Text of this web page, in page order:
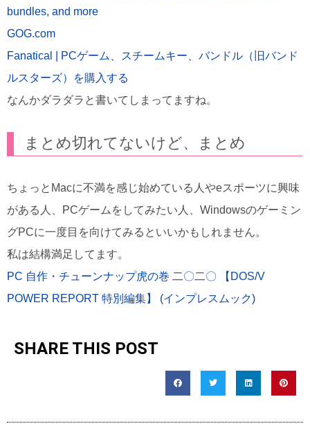
bundles, and more
GOG.com
Fanatical | PCゲーム、スチームキー、バンドル（旧バンド
ルスターズ）を購入する
なんかダラダラと書いてしまってますね。
まとめ切れてないけど、まとめ
ちょっとMacに不満を感じ始めている人やeスポーツに興味
がある人、PCゲームをしてみたい人、Windowsのゲーミン
グPCに一度目を向けてみるといいかもしれません。
私は結構満足してます。
PC 自作・チューンナップ虎の巻 二〇二〇 【DOS/V
POWER REPORT 特別編集】 (インプレスムック)
SHARE THIS POST